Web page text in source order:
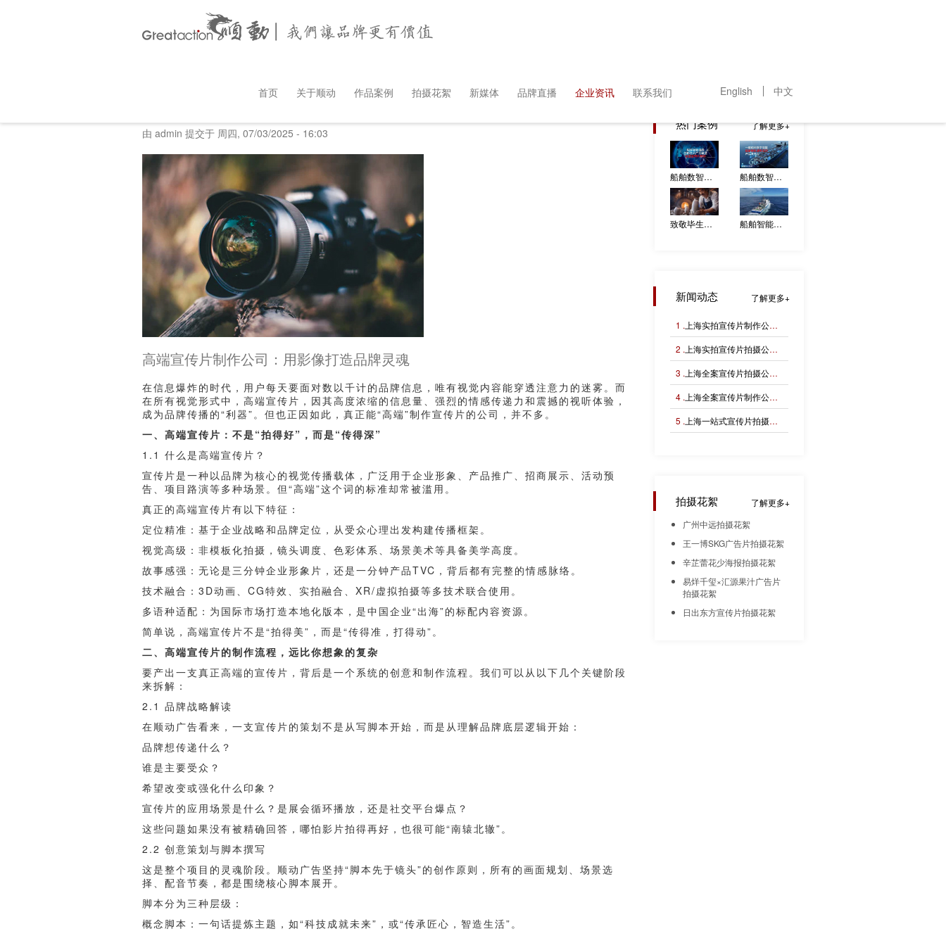
要
Main
首页 关于顺动 作品案例 拍摄花絮 新媒体 品牌直播 企业资讯 联系我们 English 中文
由 admin 提交于 周四, 07/03/2025 - 16:03
高端宣传片制作公司：用影像打造品牌灵魂
在信息爆炸的时代，用户每天要面对数以千计的品牌信息，唯有视觉内容能穿透注意力的迷雾。而
在所有视觉形式中，高端宣传片，因其高度浓缩的信息量、强烈的情感传递力和震撼的视听体验，
成为品牌传播的“利器”。但也正因如此，真正能“高端”制作宣传片的公司，并不多。
一、高端宣传片：不是“拍得好”，而是“传得深”
1.1 什么是高端宣传片？
宣传片是一种以品牌为核心的视觉传播载体，广泛用于企业形象、产品推广、招商展示、活动预
告、项目路演等多种场景。但“高端”这个词的标准却常被滥用。
真正的高端宣传片有以下特征：
定位精准：基于企业战略和品牌定位，从受众心理出发构建传播框架。
视觉高级：非模板化拍摄，镜头调度、色彩体系、场景美术等具备美学高度。
故事感强：无论是三分钟企业形象片，还是一分钟产品TVC，背后都有完整的情感脉络。
技术融合：3D动画、CG特效、实拍融合、XR/虚拟拍摄等多技术联合使用。
多语种适配：为国际市场打造本地化版本，是中国企业“出海”的标配内容资源。
简单说，高端宣传片不是“拍得美”，而是“传得准，打得动”。
二、高端宣传片的制作流程，远比你想象的复杂
要产出一支真正高端的宣传片，背后是一个系统的创意和制作流程。我们可以从以下几个关键阶段
来拆解：
2.1 品牌战略解读
在顺动广告看来，一支宣传片的策划不是从写脚本开始，而是从理解品牌底层逻辑开始：
品牌想传递什么？
谁是主要受众？
希望改变或强化什么印象？
宣传片的应用场景是什么？是展会循环播放，还是社交平台爆点？
这些问题如果没有被精确回答，哪怕影片拍得再好，也很可能“南辕北辙”。
2.2 创意策划与脚本撰写
这是整个项目的灵魂阶段。顺动广告坚持“脚本先于镜头”的创作原则，所有的画面规划、场景选
择、配音节奏，都是围绕核心脚本展开。
脚本分为三种层级：
概念脚本：一句话提炼主题，如“科技成就未来”，或“传承匠心，智造生活”。
热门案例
船舶数智通导创新技术产业联盟宣传片 船舶数智通导系列产品发布片
致敬毕生献给海派陶瓷艺术大师-沈家良 船舶智能通导与卫星通信创新技术论坛暖场视频制作
了解更多
新闻动态
1 . 上海实拍宣传片制作公司——用真实镜头记录品牌力量，让每一次拍摄都成为企业价值的见证
2 . 上海实拍宣传片拍摄公司——用真实镜头塑造品牌生命力，让每一帧画面都值得信赖
3 . 上海全案宣传片拍摄公司：从品牌策略到视觉落地，打造企业影像传播新高度
4 . 上海全案宣传片制作公司——从品牌战略到镜头语言，让每一帧都成为企业竞争力
5 . 上海一站式宣传片拍摄公司——让品牌故事从创意到镜头一次成型
了解更多
拍摄花絮
广州中远拍摄花絮
王一博SKG广告片拍摄花絮
辛芷蕾花少海报拍摄花絮
易烊千玺×汇源果汁广告片
拍摄花絮
日出东方宣传片拍摄花絮
了解更多